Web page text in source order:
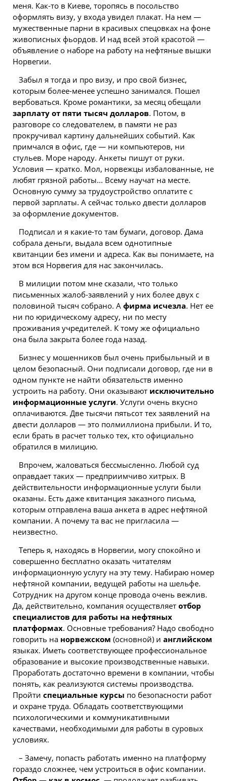
меня. Как-то в Киеве, торопясь в посольство
оформлять визу, у входа увидел плакат. На нем —
мужественные парни в красивых спецовках на фоне
живописных фьордов. И над всей этой красотой —
объявление о наборе на работу на нефтяные вышки
Норвегии.
Забыл я тогда и про визу, и про свой бизнес,
которым более-менее успешно занимался. Пошел
вербоваться. Кроме романтики, за месяц обещали
зарплату от пяти тысяч долларов. Потом, в
разговоре со следователем, в памяти не раз
прокручивал картину дальнейших событий. Как
примчался в офис, где — ни компьютеров, ни
стульев. Море народу. Анкеты пишут от руки.
Условия — кратко. Мол, норвежцы избалованные, не
любят грязной работы... Всему научат на месте.
Основную сумму за трудоустройство оплатите с
первой зарплаты. А сейчас только двести долларов
за оформление документов.
Подписал и я какие-то там бумаги, договор. Дама
собрала деньги, выдала всем однотипные
квитанции без имени и адреса. Как вы понимаете, на
этом вся Норвегия для нас закончилась.
В милиции потом мне сказали, что только
письменных жалоб-заявлений у них более двух с
половиной тысяч собрано. А фирма исчезла. Нет ее
ни по юридическому адресу, ни по месту
проживания учредителей. К тому же официально
она была закрыта более года назад.
Бизнес у мошенников был очень прибыльный и в
целом безопасный. Они подписали договор, где ни в
одном пункте не найти обязательств именно
устроить на работу. Они оказывают исключительно
информационные услуги. Услуги очень вкусно
оплачиваются. Две тысячи пятьсот тех заявлений на
двести долларов — это полмиллиона прибыли. И то,
если брать в расчет только тех, кто официально
обратился в милицию.
Впрочем, жаловаться бессмысленно. Любой суд
оправдает таких — предприимчиво хитрых. В
действительности информационные услуги были
оказаны. Есть даже квитанция заказного письма,
которым отправлена ваша анкета в адрес нефтяной
компании. А почему та вас не пригласила —
неизвестно.
Теперь я, находясь в Норвегии, могу спокойно и
совершенно бесплатно оказать читателям
информационную услугу на эту тему. Набираю номер
нефтяной компании, ведущей работы на шельфе.
Сотрудник на другом конце провода очень вежлив.
Да, действительно, компания осуществляет отбор
специалистов для работы на нефтяных
платформах. Основные требования? Надо свободно
говорить на норвежском (основной) и английском
языках. Иметь соответствующее профессиональное
образование и высокие производственные навыки.
Проработать достаточно времени в компании, чтобы
понять, как реализуются системы производства.
Пройти специальные курсы по безопасности работ
и охране труда. Обладать соответствующими
психологическими и коммуникативными
качествами, необходимыми для работы в суровых
условиях.
– Замечу, попасть работать именно на платформу
гораздо сложнее, чем устроиться в офис компании.